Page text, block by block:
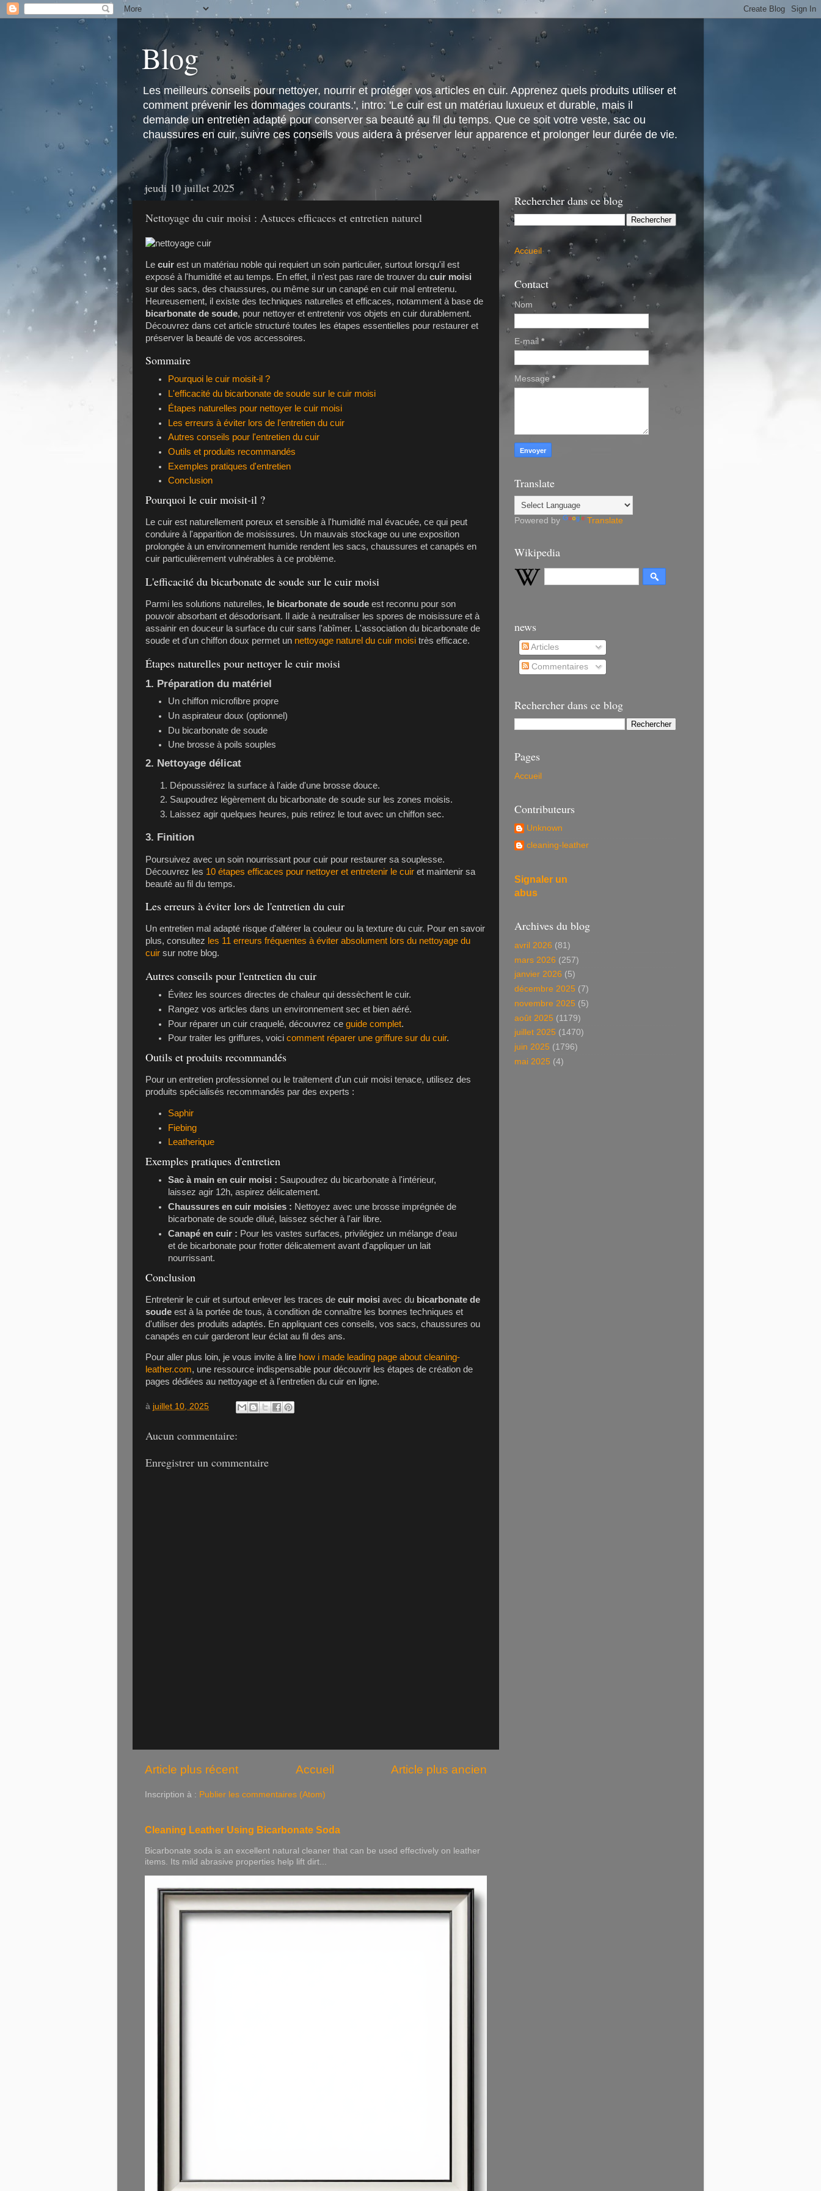
Blog
Les meilleurs conseils pour nettoyer, nourrir et protéger vos articles en cuir. Apprenez quels produits utiliser et
comment prévenir les dommages courants.', intro: 'Le cuir est un matériau luxueux et durable, mais il
demande un entretien adapté pour conserver sa beauté au fil du temps. Que ce soit votre veste, sac ou
chaussures en cuir, suivre ces conseils vous aidera à préserver leur apparence et prolonger leur durée de vie.
jeudi 10 juillet 2025
Nettoyage du cuir moisi : Astuces efficaces et entretien naturel
Le cuir est un matériau noble qui requiert un soin particulier, surtout lorsqu'il est
exposé à l'humidité et au temps. En effet, il n'est pas rare de trouver du cuir moisi
sur des sacs, des chaussures, ou même sur un canapé en cuir mal entretenu.
Heureusement, il existe des techniques naturelles et efficaces, notamment à base de
bicarbonate de soude, pour nettoyer et entretenir vos objets en cuir durablement.
Découvrez dans cet article structuré toutes les étapes essentielles pour restaurer et
préserver la beauté de vos accessoires.
Sommaire
Pourquoi le cuir moisit-il ?
L'efficacité du bicarbonate de soude sur le cuir moisi
Étapes naturelles pour nettoyer le cuir moisi
Les erreurs à éviter lors de l'entretien du cuir
Autres conseils pour l'entretien du cuir
Outils et produits recommandés
Exemples pratiques d'entretien
Conclusion
Pourquoi le cuir moisit-il ?
Le cuir est naturellement poreux et sensible à l'humidité mal évacuée, ce qui peut
conduire à l'apparition de moisissures. Un mauvais stockage ou une exposition
prolongée à un environnement humide rendent les sacs, chaussures et canapés en
cuir particulièrement vulnérables à ce problème.
L'efficacité du bicarbonate de soude sur le cuir moisi
Parmi les solutions naturelles, le bicarbonate de soude est reconnu pour son
pouvoir absorbant et désodorisant. Il aide à neutraliser les spores de moisissure et à
assainir en douceur la surface du cuir sans l'abîmer. L'association du bicarbonate de
soude et d'un chiffon doux permet un nettoyage naturel du cuir moisi très efficace.
Étapes naturelles pour nettoyer le cuir moisi
1. Préparation du matériel
Un chiffon microfibre propre
Un aspirateur doux (optionnel)
Du bicarbonate de soude
Une brosse à poils souples
2. Nettoyage délicat
Dépoussiérez la surface à l'aide d'une brosse douce.
Saupoudrez légèrement du bicarbonate de soude sur les zones moisis.
Laissez agir quelques heures, puis retirez le tout avec un chiffon sec.
3. Finition
Poursuivez avec un soin nourrissant pour cuir pour restaurer sa souplesse.
Découvrez les 10 étapes efficaces pour nettoyer et entretenir le cuir et maintenir sa
beauté au fil du temps.
Les erreurs à éviter lors de l'entretien du cuir
Un entretien mal adapté risque d'altérer la couleur ou la texture du cuir. Pour en savoir
plus, consultez les 11 erreurs fréquentes à éviter absolument lors du nettoyage du
cuir sur notre blog.
Autres conseils pour l'entretien du cuir
Évitez les sources directes de chaleur qui dessèchent le cuir.
Rangez vos articles dans un environnement sec et bien aéré.
Pour réparer un cuir craquelé, découvrez ceguide complet.
Pour traiter les griffures, voicicomment réparer une griffure sur du cuir.
Outils et produits recommandés
Pour un entretien professionnel ou le traitement d'un cuir moisi tenace, utilisez des
produits spécialisés recommandés par des experts :
Saphir
Fiebing
Leatherique
Exemples pratiques d'entretien
Sac à main en cuir moisi : Saupoudrez du bicarbonate à l'intérieur,
laissez agir 12h, aspirez délicatement.
Chaussures en cuir moisies : Nettoyez avec une brosse imprégnée de
bicarbonate de soude dilué, laissez sécher à l'air libre.
Canapé en cuir : Pour les vastes surfaces, privilégiez un mélange d'eau
et de bicarbonate pour frotter délicatement avant d'appliquer un lait
nourrissant.
Conclusion
Entretenir le cuir et surtout enlever les traces de cuir moisi avec du bicarbonate de
soude est à la portée de tous, à condition de connaître les bonnes techniques et
d'utiliser des produits adaptés. En appliquant ces conseils, vos sacs, chaussures ou
canapés en cuir garderont leur éclat au fil des ans.
Pour aller plus loin, je vous invite à lire how i made leading page about cleaning-
leather.com, une ressource indispensable pour découvrir les étapes de création de
pages dédiées au nettoyage et à l'entretien du cuir en ligne.
à juillet 10, 2025
Aucun commentaire:
Enregistrer un commentaire
Article plus récent Article plus ancien
Accueil
Inscription à : Publier les commentaires (Atom)
Cleaning Leather Using Bicarbonate Soda
Bicarbonate soda is an excellent natural cleaner that can be used effectively on leather
items. Its mild abrasive properties help lift dirt...
Rechercher dans ce blog
Accueil
Contact
Nom
E-mail *
Message *
Translate
Powered by Translate
Wikipedia
news
Articles
Commentaires
Rechercher dans ce blog
Pages
Accueil
Contributeurs
Unknown
cleaning-leather
Signaler un
abus
Archives du blog
avril 2026 (81)
mars 2026 (257)
janvier 2026 (5)
décembre 2025 (7)
novembre 2025 (5)
août 2025 (1179)
juillet 2025 (1470)
juin 2025 (1796)
mai 2025 (4)